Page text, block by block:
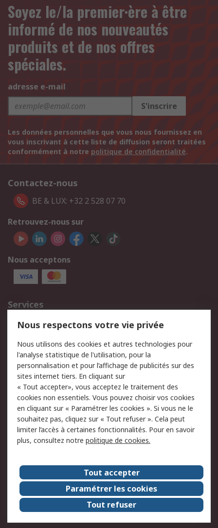
Soyez le/la premier·ère à être
informé de nos nouveautés
produits et de nos offres
spéciales.
adresse e-mail
S'inscrire
Les données personnelles que vous nous fournissez en
vous inscrivant à cette liste de diffusion seront traitées
conformément à notre politique de confidentialité.
Contactez-nous
BE & LUX: +32 2 528 07 70
Retrouvez-nous sur
Nous acceptons
Services
750.000 produits
2.500 marques
Retours
Support technique
Track & trace
Legal
Politique de cookies
Sécurité des e-mails
Politique de protection
des données - Mise à
jour
Conditions générales
de vente
A propos de RS
Le groupe RS Group
A propos de RS
RS dans le monde
Travaillez chez RS
ESG
Nous respectons votre vie privée
Nous utilisons des cookies et autres technologies pour
l'analyse statistique de l'utilisation, pour la
personnalisation et pour l’affichage de publicités sur des
sites internet tiers. En cliquant sur
« Tout accepter», vous acceptez le traitement des
cookies non essentiels. Vous pouvez choisir vos cookies
en cliquant sur « Paramétrer les cookies ». Si vous ne le
souhaitez pas, cliquez sur « Tout refuser ». Cela peut
limiter l’accès à certaines fonctionnalités. Pour en savoir
plus, consultez notre politique de cookies.
Tout accepter
Paramétrer les cookies
Tout refuser